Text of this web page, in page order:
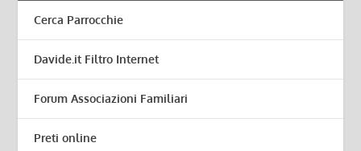
Cerca Parrocchie
Davide.it Filtro Internet
Forum Associazioni Familiari
Preti online